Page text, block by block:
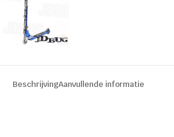
BeschrijvingAanvullende informatie